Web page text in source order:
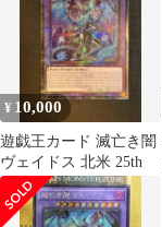
¥ 10,000
遊戯王カード 滅亡き闇
ヴェイドス 北米 25th